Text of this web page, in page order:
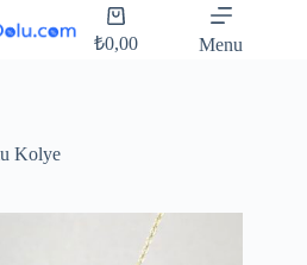
₺0,00 Menu
Kolye